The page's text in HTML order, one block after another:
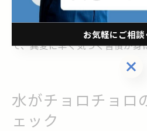
市販の水漏れテープを活用し
ることをおすすめします。日頃
で、異変に早く気づく習慣が身
水がチョロチョロ
ェック
お気軽にご相談
お気軽にご相